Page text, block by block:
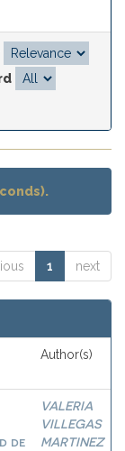
1 next
Author(s)
de
VALERIA
VILLEGAS
MARTINEZ